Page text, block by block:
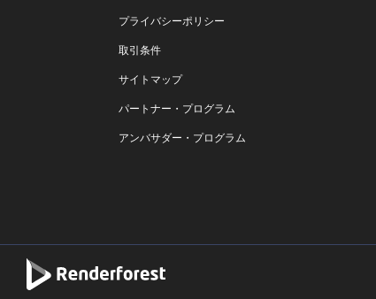
プライバシーポリシー
取引条件
サイトマップ
パートナー・プログラム
アンバサダー・プログラム